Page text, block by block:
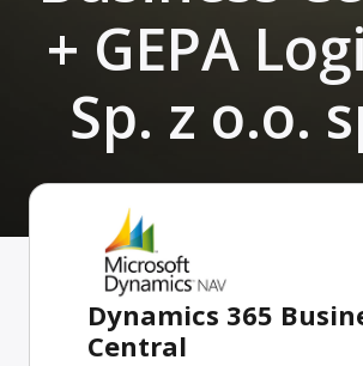
+ GEPA
Sp. z o.o.
Dynamics 365
Central